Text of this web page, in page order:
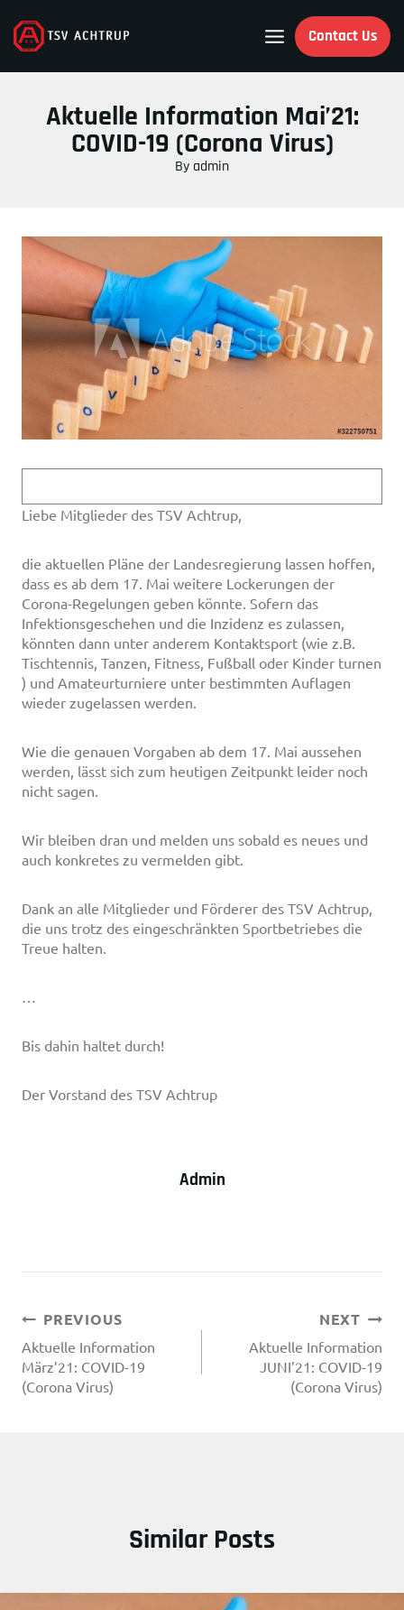
content
Contact Us
Aktuelle Information Mai’21:
COVID-19 (Corona Virus)
By admin
Liebe Mitglieder des TSV Achtrup,
die aktuellen Pläne der Landesregierung lassen hoffen,
dass es ab dem 17. Mai weitere Lockerungen der
Corona-Regelungen geben könnte. Sofern das
Infektionsgeschehen und die Inzidenz es zulassen,
könnten dann unter anderem Kontaktsport (wie z.B.
Tischtennis, Tanzen, Fitness, Fußball oder Kinder turnen
) und Amateurturniere unter bestimmten Auflagen
wieder zugelassen werden.
Wie die genauen Vorgaben ab dem 17. Mai aussehen
werden, lässt sich zum heutigen Zeitpunkt leider noch
nicht sagen.
Wir bleiben dran und melden uns sobald es neues und
auch konkretes zu vermelden gibt.
Dank an alle Mitglieder und Förderer des TSV Achtrup,
die uns trotz des eingeschränkten Sportbetriebes die
Treue halten.
…
Bis dahin haltet durch!
Der Vorstand des TSV Achtrup
Admin
Beitragsnavigation
PREVIOUS
Aktuelle Information
März’21: COVID-19
(Corona Virus)
NEXT
Aktuelle Information
JUNI’21: COVID-19
(Corona Virus)
Similar Posts